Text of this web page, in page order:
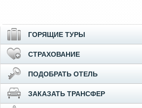
ГОРЯЩИЕ ТУРЫ
СТРАХОВАНИЕ
ПОДОБРАТЬ ОТЕЛЬ
ЗАКАЗАТЬ ТРАНСФЕР